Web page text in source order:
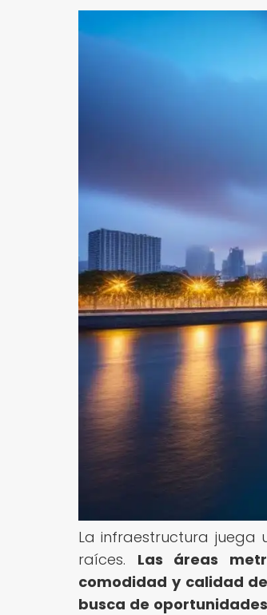
La infraestructura juega
raíces. Las áreas
comodidad y calidad
busca de